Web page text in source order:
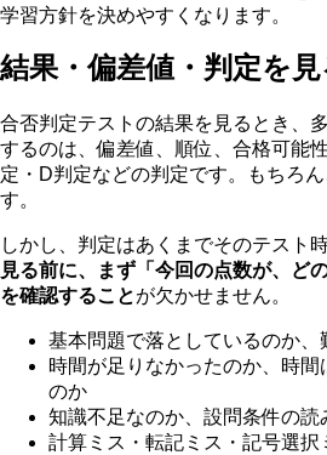
学習方針を決めやすくなります。
結果・偏差値・判定を
合否判定テストの結果を見るとき、
するのは、偏差値、順位、合格可能
定・D判定などの判定です。もちろ
す。
しかし、判定はあくまでそのテスト
見る前に、まず「今回の点数が、ど
を確認することが欠かせません。
基本問題で落としているのか
時間が足りなかったのか、時
のか
知識不足なのか、設問条件の読
計算ミス・転記ミス・記号選